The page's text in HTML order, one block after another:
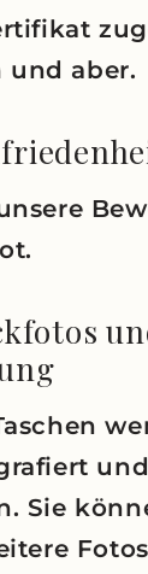
und aber.
und
Sie